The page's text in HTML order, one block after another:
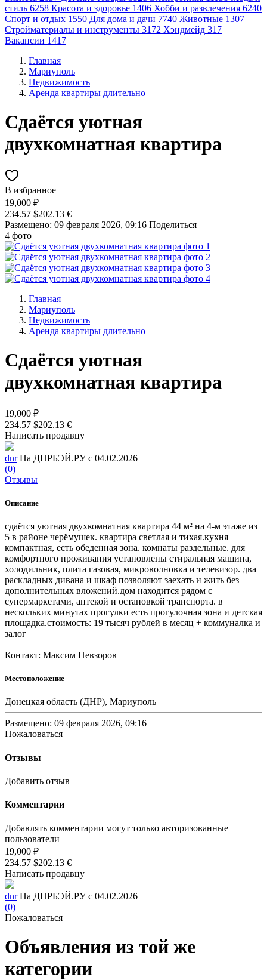
стиль 6258 Красота и здоровье 1406 Хобби и развлечения 6240
Спорт и отдых 1550 Для дома и дачи 7740 Животные 1307
Стройматериалы и инструменты 3172 Хэндмейд 317
Вакансии 1417
Главная
Мариуполь
Недвижимость
Аренда квартиры длительно
Сдаётся уютная
двухкомнатная квартира
В избранное
19,000 ₽
234.57 $202.13 €
Размещено: 09 февраля 2026, 09:16 Поделиться
4 фото
Главная
Мариуполь
Недвижимость
Аренда квартиры длительно
Сдаётся уютная
двухкомнатная квартира
19,000 ₽
234.57 $202.13 €
Написать продавцу
dnr На ДНРБЭЙ.РУ с 04.02.2026
(0)
Отзывы
Описание
сдаётся уютная двухкомнатная квартира 44 м² на 4‑м этаже из
5 в районе черёмушек. квартира светлая и тихая.кухня
компактная, есть обеденная зона. комнаты раздельные. для
комфортного проживания установлены стиральная машина,
холодильник, плита газовая, микроволновка и телевизор. два
раскладных дивана и шкаф позволяют заехать и жить без
дополнительных вложений.дом находится рядом с
супермаркетами, аптекой и остановкой транспорта. в
нескольких минутах прогулки есть прогулочная зона и детская
площадка.стоимость: 19 тысяч рублей в месяц + коммуналка и
залог
Контакт: Максим Невзоров
Местоположение
Донецкая область (ДНР), Мариуполь
Размещено: 09 февраля 2026, 09:16
Пожаловаться
Отзывы
Добавить отзыв
Комментарии
Добавлять комментарии могут только авторизованные
пользователи
19,000 ₽
234.57 $202.13 €
Написать продавцу
dnr На ДНРБЭЙ.РУ с 04.02.2026
(0)
Пожаловаться
Объявления из той же
категории